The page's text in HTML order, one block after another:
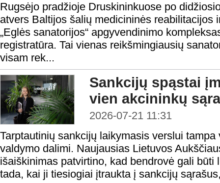
Rugsėjo pradžioje Druskininkuose po
atvers Baltijos šalių medicininės reabilitacijos
„Eglės sanatorijos“ apgyvendinimo
registratūra. Tai vienas reikšmingiausių
visam rek...
Sankcijų spąstai
vien akcininkų
2026-07-21 11:31
Tarptautinių sankcijų laikymasis verslui
valdymo dalimi. Naujausias Lietuvos
išaiškinimas patvirtino, kad bendrovė gali būti
tada, kai ji tiesiogiai įtraukta į sankcijų